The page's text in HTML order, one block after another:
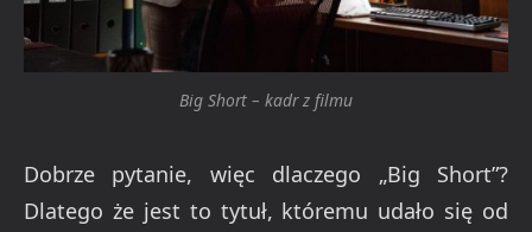
Big Short – kadr z filmu
Dobrze pytanie, więc dlaczego „Big Short”?
Dlatego że jest to tytuł, któremu udało się od